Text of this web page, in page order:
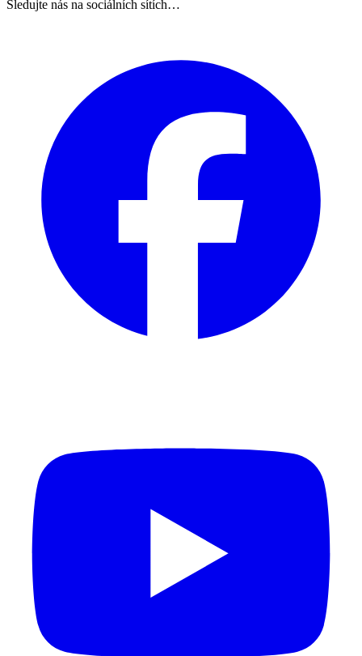
Sledujte nás na sociálních sítích…